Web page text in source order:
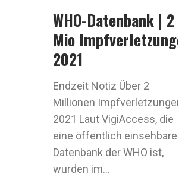
WHO-Datenbank | 2
Mio
2021
Endzeit Notiz Über 2
Millionen Impfverletzungen
2021 Laut VigiAccess, die
eine öffentlich einsehbare
Datenbank der WHO ist,
wurden im...